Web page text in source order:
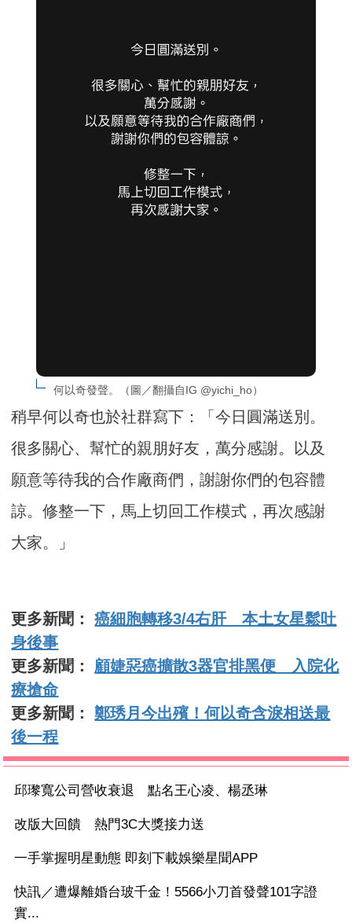
何以奇發聲。（圖／翻攝自IG @yichi_ho）
稍早何以奇也於社群寫下：「今日圓滿送別。
很多關心、幫忙的親朋好友，萬分感謝。以及
願意等待我的合作廠商們，謝謝你們的包容體
諒。修整一下，馬上切回工作模式，再次感謝
大家。」
更多新聞：癌細胞轉移3/4右肝 本土女星鬆吐
身後事
更多新聞： 顧婕惡癌擴散3器官排黑便 入院化
療搶命
更多新聞：鄭琇月今出殯！何以奇含淚相送最
後一程
邱瓈寬公司營收衰退 點名王心凌、楊丞琳
改版大回饋 熱門3C大獎接力送
一手掌握明星動態 即刻下載娛樂星聞APP
快訊／遭爆離婚台玻千金！5566小刀首發聲101字證
實...